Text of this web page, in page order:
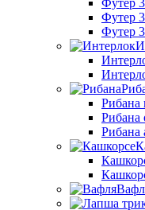
Футер
Футер
Футер
Рибана
Рибана
Рибана